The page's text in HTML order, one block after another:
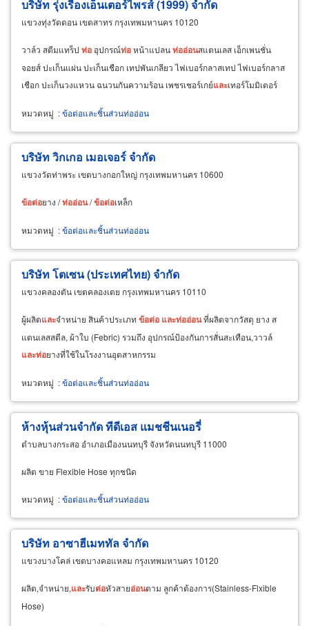
บริษัท รุ่งเรืองเอ็นเตอร์ไพรส์ (1999) จำกัด
แขวงทุ่งวัดดอน เขตสาทร กรุงเทพมหานคร 10120
วาล์ว สตีมแทร็ป ท่อ อุปกรณ์ท่อหน้าแปลนท่ออ่อนสแตนเลส เอ็กเพนชั่น
จอยส์ ปะเก็นแผ่น ปะเก็นเชือก เทปพันเกลียว ไฟเบอร์กลาสเทป ไฟเบอร์กลาส
เชือก ปะเก็นวงแหวน ฉนวนกันความร้อน เพชรเชอร์เกย์และเทอร์โมมิเตอร์
หมวดหมู่ :ข้อต่อและชิ้นส่วนท่ออ่อน
บริษัท วิกเกอ เมอเจอร์ จำกัด
แขวงวัดท่าพระ เขตบางกอกใหญ่ กรุงเทพมหานคร 10600
ข้อต่อยาง /ท่ออ่อน/ข้อต่อเหล็ก
หมวดหมู่ :ข้อต่อและชิ้นส่วนท่ออ่อน
บริษัท โตเซน (ประเทศไทย) จำกัด
แขวงคลองตัน เขตคลองเตย กรุงเทพมหานคร 10110
ผู้ผลิตและจำหน่าย สินค้าประเภท ข้อต่อ และท่ออ่อนที่ผลิตจากวัสดุ ยาง ส
แตนเลสสตีล, ผ้าใบ (Febric) รวมถึง อุปกรณ์ป้องกันการสั่นสะเทือน,วาวล์
และท่อยางที่ใช้ในโรงงานอุตสาหกรรม
หมวดหมู่ :ข้อต่อและชิ้นส่วนท่ออ่อน
ห้างหุ้นส่วนจำกัด ทีดีเอส แมชชีนเนอรี่
ตำบลบางกระสอ อำเภอเมืองนนทบุรี จังหวัดนนทบุรี 11000
ผลิต ขาย Flexible Hose ทุกชนิด
หมวดหมู่ :ข้อต่อและชิ้นส่วนท่ออ่อน
บริษัท อาซาฮีเมททัล จำกัด
แขวงบางโคล่ เขตบางคอแหลม กรุงเทพมหานคร 10120
ผลิต,จำหน่าย,และรับต่อหัวสายอ่อนตาม ลูกค้าต้องการ(Stainless-Flxible
Hose)